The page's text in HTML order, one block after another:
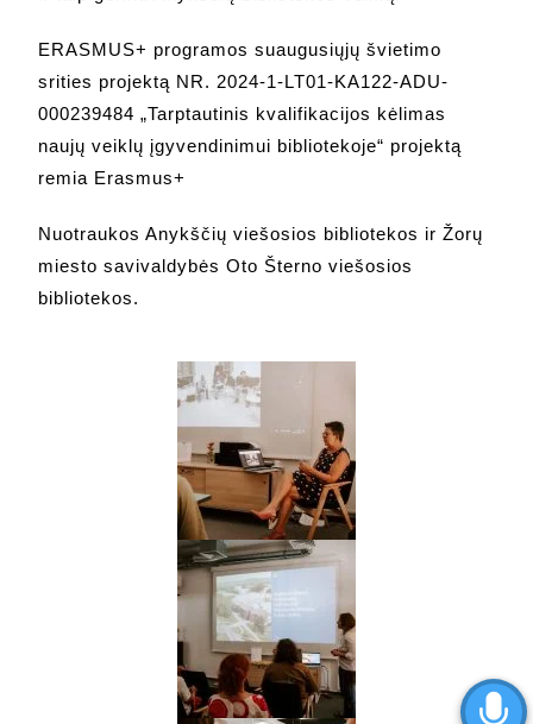
ERASMUS+ programos suaugusiųjų švietimo
srities projektą NR. 2024-1-LT01-KA122-ADU-
000239484 „Tarptautinis kvalifikacijos kėlimas
naujų veiklų įgyvendinimui bibliotekoje“ projektą
remia Erasmus+
Nuotraukos Anykščių viešosios bibliotekos ir Žorų
miesto savivaldybės Oto Šterno viešosios
bibliotekos.